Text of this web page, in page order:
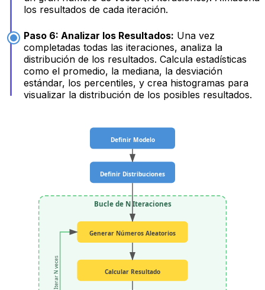
los resultados de cada iteración.
Paso 6: Analizar los Resultados: Una vez
completadas todas las iteraciones, analiza la
distribución de los resultados. Calcula estadísticas
como el promedio, la mediana, la desviación
estándar, los percentiles, y crea histogramas para
visualizar la distribución de los posibles resultados.
Bucle de N Iteraciones
Definir Modelo
Definir Distribuciones
Generar Números Aleatorios
Calcular Resultado
Iterar N veces